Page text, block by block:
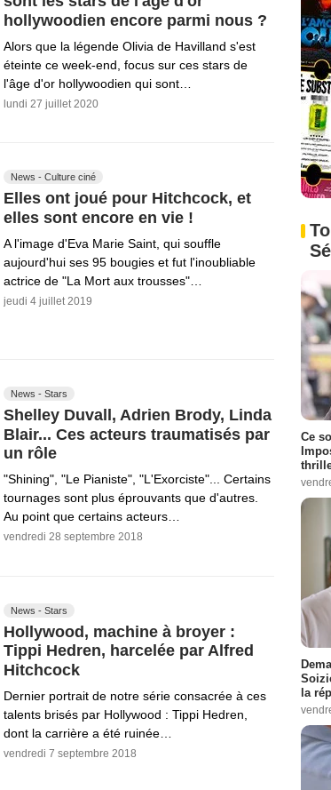
hollywoodien encore parmi nous ?
Alors que la légende Olivia de Havilland s'est
éteinte ce week-end, focus sur ces stars de
l'âge d'or hollywoodien qui sont…
lundi 27 juillet 2020
News - Culture ciné
Elles ont joué pour Hitchcock, et
elles sont encore en vie !
A l'image d'Eva Marie Saint, qui souffle
aujourd'hui ses 95 bougies et fut l'inoubliable
actrice de "La Mort aux trousses"…
jeudi 4 juillet 2019
News - Stars
Shelley Duvall, Adrien Brody, Linda
Blair... Ces acteurs traumatisés par
un rôle
"Shining", "Le Pianiste", "L'Exorciste"... Certains
tournages sont plus éprouvants que d'autres.
Au point que certains acteurs…
vendredi 28 septembre 2018
News - Stars
Hollywood, machine à broyer :
Tippi Hedren, harcelée par Alfred
Hitchcock
Dernier portrait de notre série consacrée à ces
talents brisés par Hollywood : Tippi Hedren,
dont la carrière a été ruinée…
vendredi 7 septembre 2018
Ce
la